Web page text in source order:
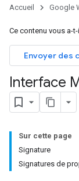
Accueil Google
Ce contenu vous a-
Envoyer des
Interface
Sur cette page
Signature
Signatures de